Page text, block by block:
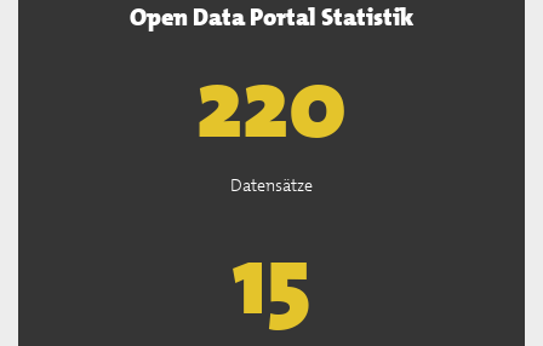
Open Data Portal Statistik
222
Datensätze
15